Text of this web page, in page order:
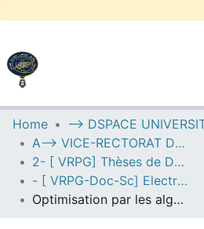
UNIVERSITY OF D.L SIDI
Communities & Collections
All of DSpace
Statistics
Home
A--> VICE-RECTORAT DE LA POST-GRADUATION
2- [ VRPG] Thèses de Doctorat en Sciences
- [ VRPG-Doc-Sc] Electrotechnique --- كهروتقني
Optimisation par les algorithmes génétiques pour l’adaptation de la commande robuste H∞ dans le contrôle automatique d’excitation des générateurs synchrones puissants